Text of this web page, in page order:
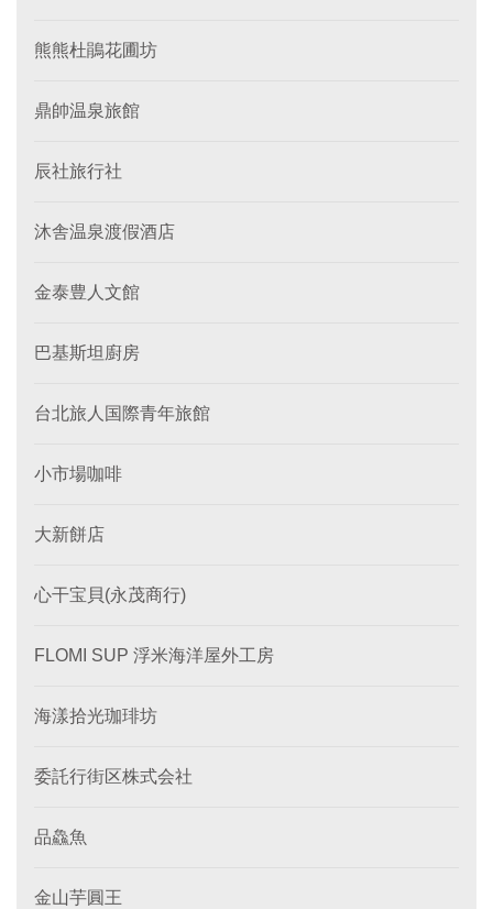
熊熊杜鵑花圃坊
鼎帥温泉旅館
辰社旅行社
沐舎温泉渡假酒店
金泰豊人文館
巴基斯坦廚房
台北旅人国際青年旅館
小市場咖啡
大新餅店
心干宝貝(永茂商行)
FLOMI SUP 浮米海洋屋外工房
海漾拾光珈琲坊
委託行街区株式会社
品鱻魚
金山芋圓王